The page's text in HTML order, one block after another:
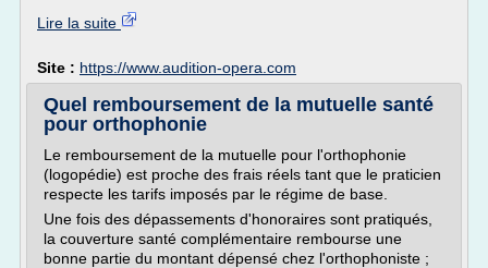
Lire la suite
Site : https://www.audition-opera.com
Quel remboursement de la mutuelle santé
pour orthophonie
Le remboursement de la mutuelle pour l'orthophonie
(logopédie) est proche des frais réels tant que le praticien
respecte les tarifs imposés par le régime de base.
Une fois des dépassements d'honoraires sont pratiqués,
la couverture santé complémentaire rembourse une
bonne partie du montant dépensé chez l'orthophoniste ;